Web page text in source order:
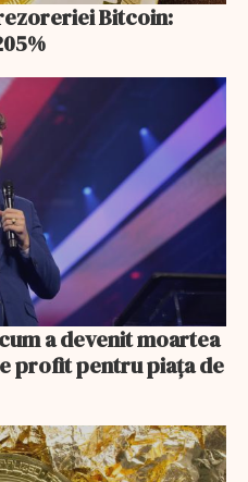
Bitcoin:
a devenit moartea
profit pentru piața de